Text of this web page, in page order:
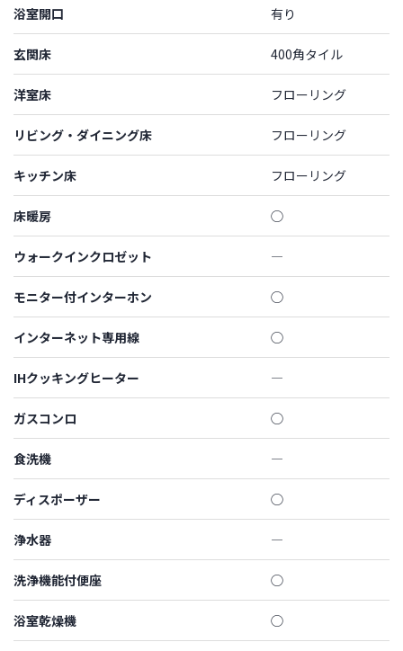
浴室開口 有り
玄関床 400角タイル
洋室床 フローリング
リビング・ダイニング床 フローリング
キッチン床 フローリング
床暖房 ◯
ウォークインクロゼット ―
モニター付インターホン ◯
インターネット専用線 ◯
IHクッキングヒーター ―
ガスコンロ ◯
食洗機 ―
ディスポーザー ◯
浄水器 ―
洗浄機能付便座 ◯
浴室乾燥機 ◯